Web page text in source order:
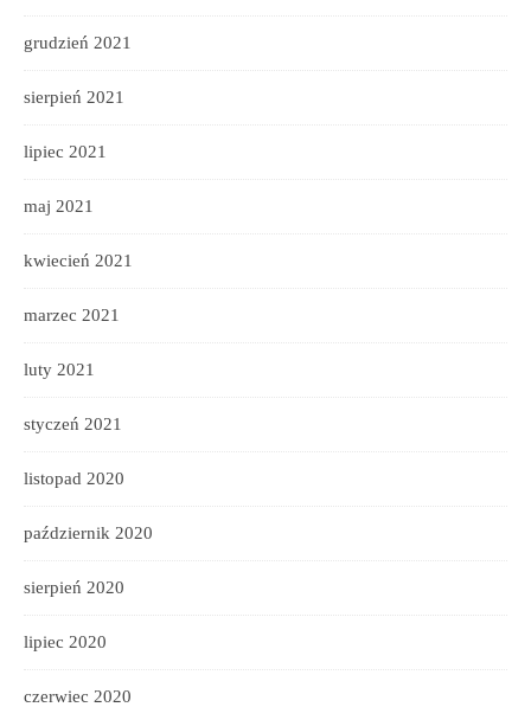
grudzień 2021
sierpień 2021
lipiec 2021
maj 2021
kwiecień 2021
marzec 2021
luty 2021
styczeń 2021
listopad 2020
październik 2020
sierpień 2020
lipiec 2020
czerwiec 2020